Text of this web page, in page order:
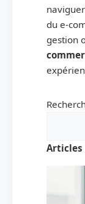
du e-
gestion
Articles